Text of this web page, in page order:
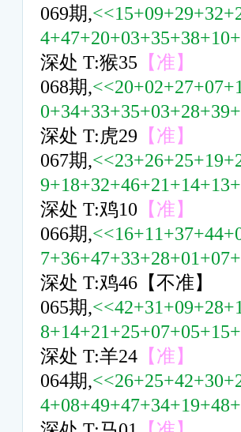
069期,
深处 T:猴35 【准】
068期,
深处 T:虎29 【准】
067期,
深处 T:鸡10 【准】
066期,
深处 T:鸡46【不准】
065期,
深处 T:羊24【准】
064期,